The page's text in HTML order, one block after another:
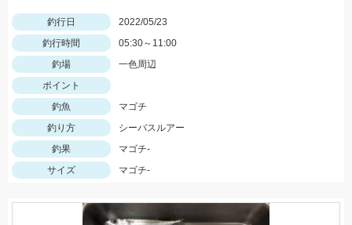
釣行日
2022/05/23
釣行時間
05:30～11:00
釣場
一色周辺
ポイント
釣魚
マゴチ
釣り方
シーバスルアー
釣果
マゴチ-
サイズ
マゴチ-